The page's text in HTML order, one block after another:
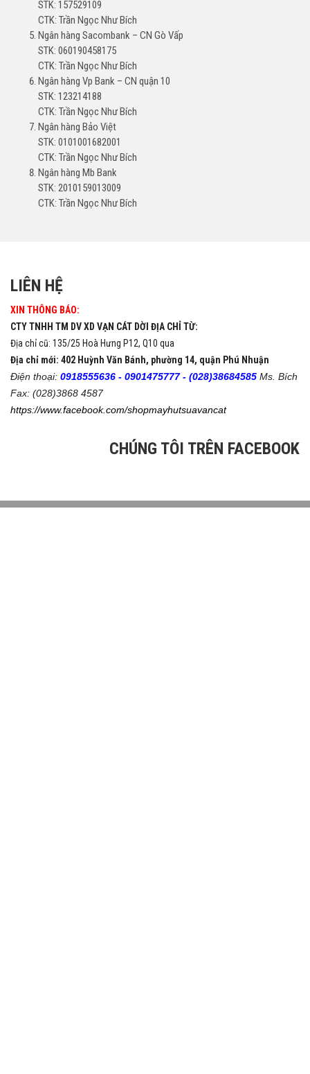
STK: 157529109
CTK: Trần Ngọc Như Bích
Ngân hàng Sacombank – CN Gò Vấp
STK: 060190458175
CTK: Trần Ngọc Như Bích
Ngân hàng Vp Bank – CN quận 10
STK: 123214188
CTK: Trần Ngọc Như Bích
Ngân hàng Bảo Việt
STK: 0101001682001
CTK: Trần Ngọc Như Bích
Ngân hàng Mb Bank
STK: 2010159013009
CTK: Trần Ngọc Như Bích
LIÊN HỆ
XIN THÔNG BÁO:
CTY TNHH TM DV XD VẠN CÁT DỜI ĐỊA CHỈ TỪ:
Địa chỉ cũ: 135/25 Hoà Hưng P12, Q10 qua
Địa chỉ mới: 402 Huỳnh Văn Bánh, phường 14, quận Phú Nhuận
Điện thoại: 0918555636 - 0901475777 - (028)38684585 Ms. Bích
Fax: (028)3868 4587
https://www.facebook.com/shopmayhutsuavancat
CHÚNG TÔI TRÊN FACEBOOK